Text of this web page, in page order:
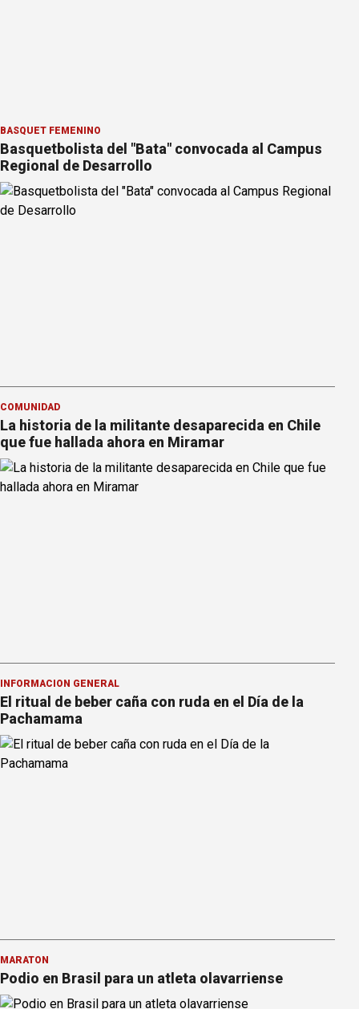
BÁSQUET FEMENINO
Basquetbolista del "Bata" convocada al Campus
Regional de Desarrollo
COMUNIDAD
La historia de la militante desaparecida en Chile
que fue hallada ahora en Miramar
INFORMACION GENERAL
El ritual de beber caña con ruda en el Día de la
Pachamama
MARATÓN
Podio en Brasil para un atleta olavarriense